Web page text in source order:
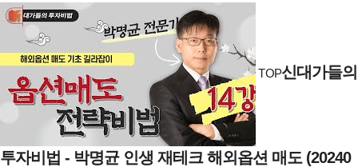
TOP신대가들의
투자비법 - 박명균 인생 재테크 해외옵션 매도 (20240